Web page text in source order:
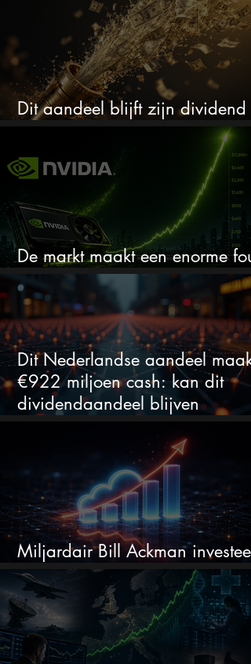
Dit aandeel blijft zijn dividend
verhogen, wat er ook gebeurt
De markt maakt een enorme fout
Dit Nederlandse aandeel maakt
€922 miljoen cash: kan dit
dividendaandeel blijven
verhogen?
Miljardair Bill Ackman investeert
miljarden in dit techaandeel